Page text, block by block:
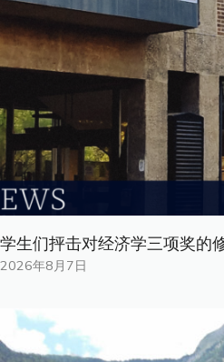
学生们抨击对经济学三项奖的
2026年8月7日